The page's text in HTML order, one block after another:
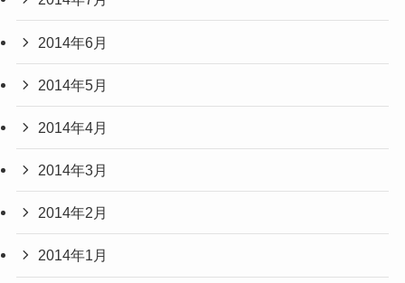
2014年6月
2014年5月
2014年4月
2014年3月
2014年2月
2014年1月